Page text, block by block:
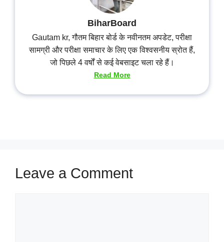
BiharBoard
Gautam kr, गौतम बिहार बोर्ड के नवीनतम अपडेट, परीक्षा
सामग्री और परीक्षा समाचार के लिए एक विश्वसनीय स्रोत हैं,
जो पिछले 4 वर्षों से कई वेबसाइट चला रहे हैं।
Read More
Leave a Comment